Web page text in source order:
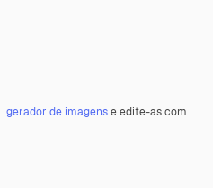
gerador de imagense edite-as com